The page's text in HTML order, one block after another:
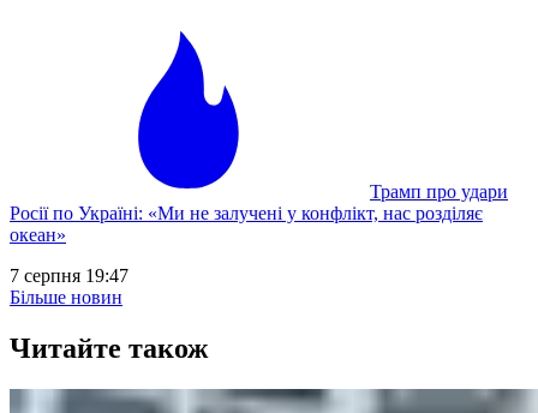
Трамп про удари
Росії по Україні: «Ми не залучені у конфлікт, нас розділяє
океан»
7 серпня 19:47
Більше новин
Читайте також